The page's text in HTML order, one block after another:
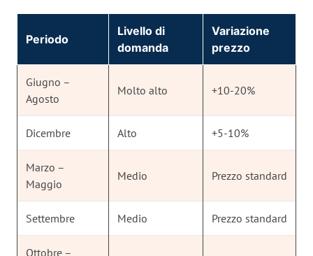
Periodo
Livello di
domanda
Variazione
prezzo
Giugno –
Agosto
Molto alto +10-20%
Dicembre Alto +5-10%
Marzo –
Maggio
Medio Prezzo standard
Settembre Medio Prezzo standard
Ottobre –